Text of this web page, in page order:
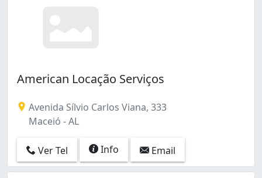
American Locação Serviços
Avenida Sílvio Carlos Viana, 333
Maceió - AL
Ver Tel Info Email